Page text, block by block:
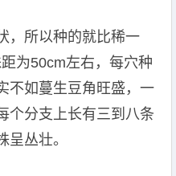
，所以种的就比稀一
为50cm左右，每穴种
不如蔓生豆角旺盛，一
个分支上长有三到八条
呈丛壮。